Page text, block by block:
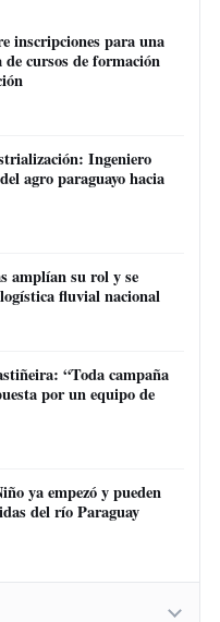
inscripciones para una
de cursos de formación
Ingeniero
agro paraguayo hacia
amplían su rol y se
fluvial nacional
“Toda campaña
por un equipo de
ya empezó y pueden
del río Paraguay